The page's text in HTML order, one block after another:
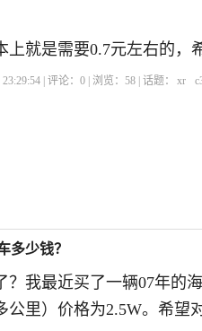
上就是需要0.7元左右的，
| 评论：0 | 浏览：58 | 话题： xr
多少钱？
？我最近买了一辆07年的
公里）价格为2.5W。希望